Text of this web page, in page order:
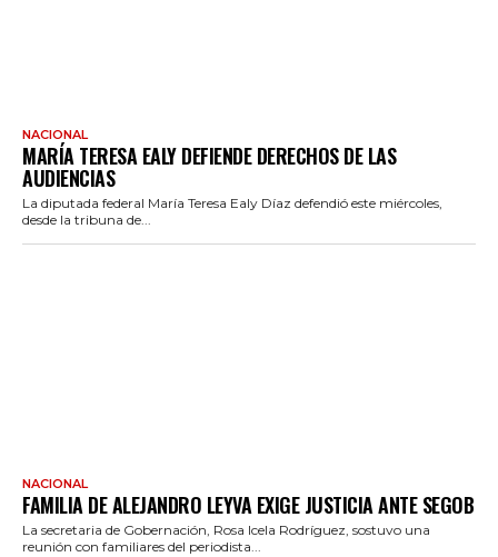
NACIONAL
MARÍA TERESA EALY DEFIENDE DERECHOS DE LAS
AUDIENCIAS
La diputada federal María Teresa Ealy Díaz defendió este miércoles,
desde la tribuna de...
NACIONAL
FAMILIA DE ALEJANDRO LEYVA EXIGE JUSTICIA ANTE SEGOB
La secretaria de Gobernación, Rosa Icela Rodríguez, sostuvo una
reunión con familiares del periodista...